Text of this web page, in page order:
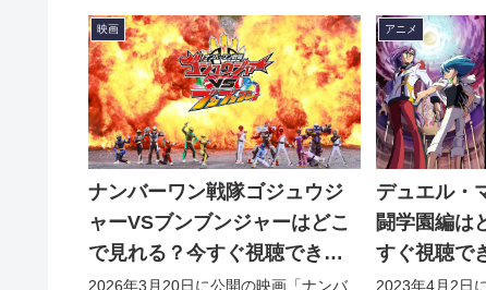
映画
ナンバーワン戦隊ゴジュウジ
ャーVSブンブンジャーはどこ
で見れる？今すぐ視聴できる
動画配信サービスを紹介！
2026年3月20日に公開の映画「ナンバ
アニメ
デュエル・
闘学園編は
すぐ視聴で
ビスを紹介
2023年4月2日